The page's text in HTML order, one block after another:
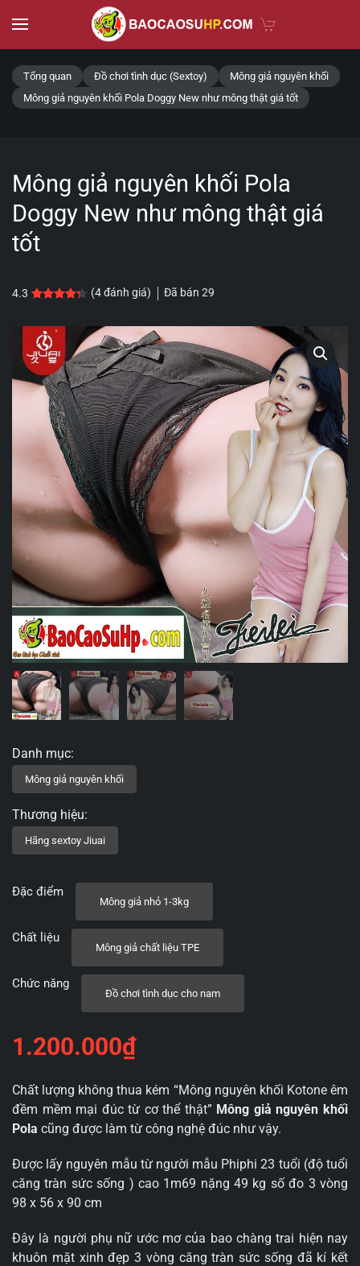
Skip to main content
Tổng quan Đồ chơi tình dục (Sextoy)
Mông giả nguyên khối
Mông giả nguyên khối Pola Doggy New như mông thật giá tốt
Mông giả nguyên khối Pola
Doggy New như mông thật giá
tốt
4.3 4.3 trên 5 dựa trên
4 đánh giá
(4đánh giá) Đã bán 29
Đặc điểm
Mông giả nhỏ 1-3kg
Chất liệu
Mông giả chất liệu TPE
Chức năng
Đồ chơi tình dục cho nam
1.200.000₫
Chất lượng không thua kém “Mông nguyên khối Kotone êm
đềm mềm mại đúc từ cơ thể thật” Mông giả nguyên khối
Pola cũng được làm từ công nghệ đúc như vậy.
Được lấy nguyên mẫu từ người mẫu Phiphi 23 tuổi (độ tuổi
căng tràn sức sống ) cao 1m69 nặng 49 kg số đo 3 vòng
98 x 56 x 90 cm
Đây là người phụ nữ ước mơ của bao chàng trai hiện nay
khuôn mặt xinh đẹp 3 vòng căng tràn sức sống đã kí kết